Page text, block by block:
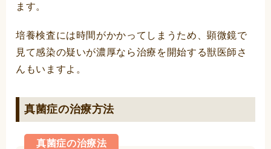
ます。
培養検査には時間がかかってしまうため、顕微鏡で
見て感染の疑いが濃厚なら治療を開始する獣医師さ
んもいますよ。
真菌症の治療方法
真菌症の治療法